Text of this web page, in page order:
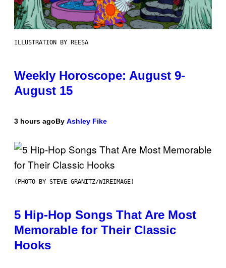
ILLUSTRATION BY REESA
Weekly Horoscope: August 9-
August 15
3 hours agoBy Ashley Fike
(PHOTO BY STEVE GRANITZ/WIREIMAGE)
5 Hip-Hop Songs That Are Most
Memorable for Their Classic
Hooks